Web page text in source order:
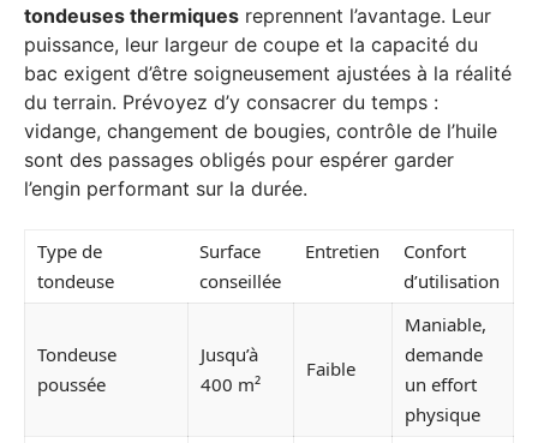
tondeuses thermiques reprennent l’avantage. Leur
puissance, leur largeur de coupe et la capacité du
bac exigent d’être soigneusement ajustées à la réalité
du terrain. Prévoyez d’y consacrer du temps :
vidange, changement de bougies, contrôle de l’huile
sont des passages obligés pour espérer garder
l’engin performant sur la durée.
Type de
tondeuse
Surface
conseillée
Entretien
Confort
d’utilisation
Tondeuse
poussée
Jusqu’à
400 m²
Faible
Maniable,
demande
un effort
physique